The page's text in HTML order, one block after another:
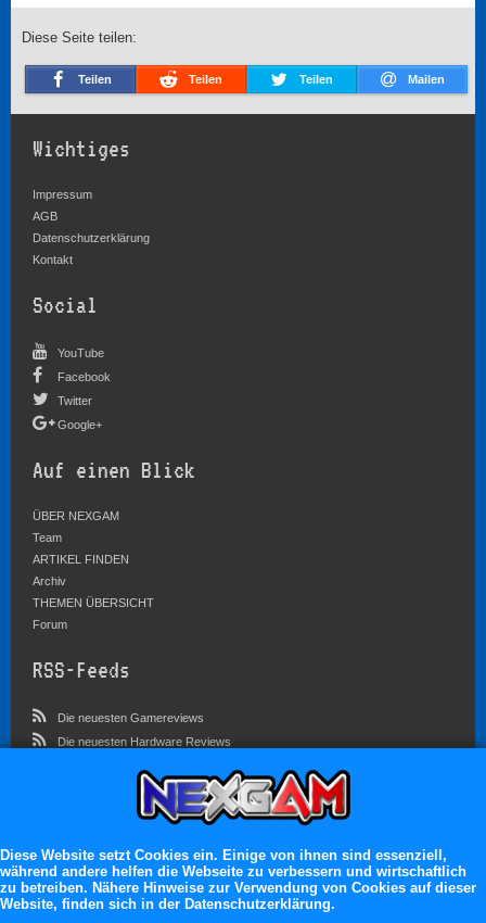
Diese Seite teilen:
Teilen Teilen Teilen Mailen
Wichtiges
Impressum
AGB
Datenschutzerklärung
Kontakt
Social
YouTube
Facebook
Twitter
Google+
Auf einen Blick
ÜBER NEXGAM
Team
ARTIKEL FINDEN
Archiv
THEMEN ÜBERSICHT
Forum
RSS-Feeds
Die neuesten Gamereviews
Die neuesten Hardware Reviews
Im Forum sind zur Zeit 3023 Benutzer online
Es erwarten dich:
13.119 registrierte Mitglieder
Diese Website setzt Cookies ein. Einige von ihnen sind essenziell,
während andere helfen die Webseite zu verbessern und wirtschaftlich
zu betreiben. Nähere Hinweise zur Verwendung von Cookies auf dieser
Website, finden sich in der Datenschutzerklärung.